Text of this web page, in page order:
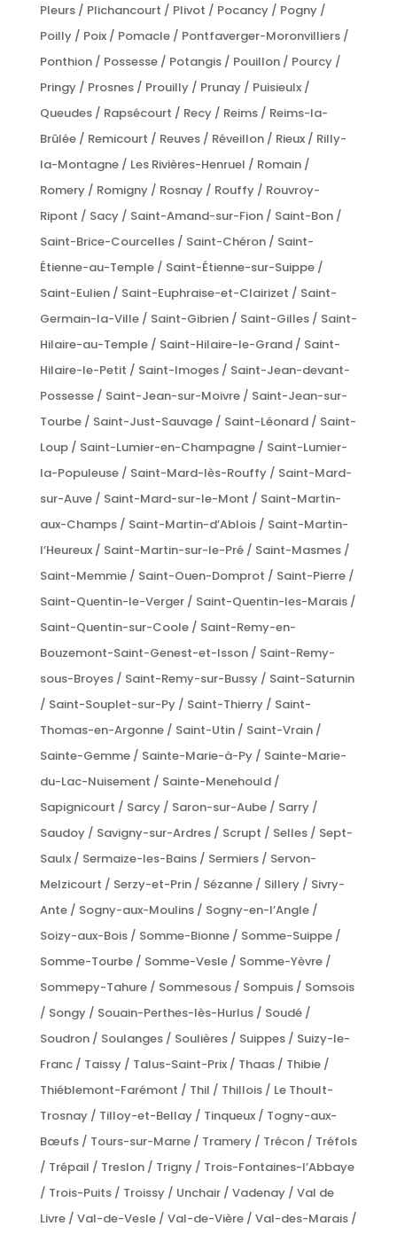
Pleurs / Plichancourt / Plivot / Pocancy / Pogny /
Poilly / Poix / Pomacle / Pontfaverger-Moronvilliers /
Ponthion / Possesse / Potangis / Pouillon / Pourcy /
Pringy / Prosnes / Prouilly / Prunay / Puisieulx /
Queudes / Rapsécourt / Recy / Reims / Reims-la-
Brûlée / Remicourt / Reuves / Réveillon / Rieux / Rilly-
la-Montagne / Les Rivières-Henruel / Romain /
Romery / Romigny / Rosnay / Rouffy / Rouvroy-
Ripont / Sacy / Saint-Amand-sur-Fion / Saint-Bon /
Saint-Brice-Courcelles / Saint-Chéron / Saint-
Étienne-au-Temple / Saint-Étienne-sur-Suippe /
Saint-Eulien / Saint-Euphraise-et-Clairizet / Saint-
Germain-la-Ville / Saint-Gibrien / Saint-Gilles / Saint-
Hilaire-au-Temple / Saint-Hilaire-le-Grand / Saint-
Hilaire-le-Petit / Saint-Imoges / Saint-Jean-devant-
Possesse / Saint-Jean-sur-Moivre / Saint-Jean-sur-
Tourbe / Saint-Just-Sauvage / Saint-Léonard / Saint-
Loup / Saint-Lumier-en-Champagne / Saint-Lumier-
la-Populeuse / Saint-Mard-lès-Rouffy / Saint-Mard-
sur-Auve / Saint-Mard-sur-le-Mont / Saint-Martin-
aux-Champs / Saint-Martin-d’Ablois / Saint-Martin-
l’Heureux / Saint-Martin-sur-le-Pré / Saint-Masmes /
Saint-Memmie / Saint-Ouen-Domprot / Saint-Pierre /
Saint-Quentin-le-Verger / Saint-Quentin-les-Marais /
Saint-Quentin-sur-Coole / Saint-Remy-en-
Bouzemont-Saint-Genest-et-Isson / Saint-Remy-
sous-Broyes / Saint-Remy-sur-Bussy / Saint-Saturnin
/ Saint-Souplet-sur-Py / Saint-Thierry / Saint-
Thomas-en-Argonne / Saint-Utin / Saint-Vrain /
Sainte-Gemme / Sainte-Marie-à-Py / Sainte-Marie-
du-Lac-Nuisement / Sainte-Menehould /
Sapignicourt / Sarcy / Saron-sur-Aube / Sarry /
Saudoy / Savigny-sur-Ardres / Scrupt / Selles / Sept-
Saulx / Sermaize-les-Bains / Sermiers / Servon-
Melzicourt / Serzy-et-Prin / Sézanne / Sillery / Sivry-
Ante / Sogny-aux-Moulins / Sogny-en-l’Angle /
Soizy-aux-Bois / Somme-Bionne / Somme-Suippe /
Somme-Tourbe / Somme-Vesle / Somme-Yèvre /
Sommepy-Tahure / Sommesous / Sompuis / Somsois
/ Songy / Souain-Perthes-lès-Hurlus / Soudé /
Soudron / Soulanges / Soulières / Suippes / Suizy-le-
Franc / Taissy / Talus-Saint-Prix / Thaas / Thibie /
Thiéblemont-Farémont / Thil / Thillois / Le Thoult-
Trosnay / Tilloy-et-Bellay / Tinqueux / Togny-aux-
Bœufs / Tours-sur-Marne / Tramery / Trécon / Tréfols
/ Trépail / Treslon / Trigny / Trois-Fontaines-l’Abbaye
/ Trois-Puits / Troissy / Unchair / Vadenay / Val de
Livre / Val-de-Vesle / Val-de-Vière / Val-des-Marais /